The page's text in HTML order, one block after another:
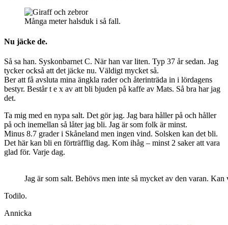
Många meter halsduk i så fall.
Nu jäcke de.
Så sa han. Syskonbarnet C. När han var liten. Typ 37 år sedan. Jag
tycker också att det jäcke nu. Väldigt mycket så.
Ber att få avsluta mina ängkla rader och återinträda in i lördagens
bestyr. Består t e x av att bli bjuden på kaffe av Mats. Så bra har jag
det.
Ta mig med en nypa salt. Det gör jag. Jag bara håller på och håller
på och inemellan så låter jag bli. Jag är som folk är minst.
Minus 8.7 grader i Skåneland men ingen vind. Solsken kan det bli.
Det här kan bli en förträfflig dag. Kom ihåg – minst 2 saker att vara
glad för. Varje dag.
Jag är som salt. Behövs men inte så mycket av den varan.
Todilo.
Annicka